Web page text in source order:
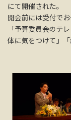
にて開催された。
開会前には受付で
「予算委員会のテ
体に気をつけて」